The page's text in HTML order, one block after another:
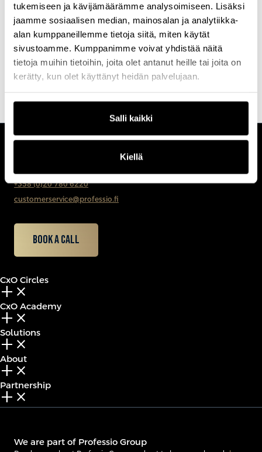
tukemiseen ja kävijämäärämme analysoimiseen. Lisäksi
jaamme sosiaalisen median, mainosalan ja analytiikka-
alan kumppaneillemme tietoja siitä, miten käytät
sivustoamme. Kumppanimme voivat yhdistää näitä
tietoja muihin tietoihin, joita olet antanut heille tai joita on
kerätty, kun olet käyttänyt heidän palvelujaan.
Salli kaikki
Kiellä
kirjoista. Hän on julkaissut viisi kirjoittamista käsittelevää, kiitettyä
tietokirjaa. Koulutukseltaan hän on filosofian tohtori ja suomen
kielen dosentti.
Haluatko lisätietoa tämän kouluttajan valmennuksista?Ota
yhteyttäja kerromme lisää.
+358 (0)20 780 6220
customerservice@professio.fi
Book a call
CxO Circles
add_2 close
CxO Academy
add_2 close
Solutions
add_2 close
About
add_2 close
Partnership
add_2 close
We are part of Professio Group